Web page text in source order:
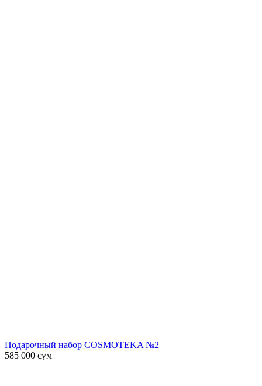
Подарочный набор COSMOTEKA №2
585 000 сум